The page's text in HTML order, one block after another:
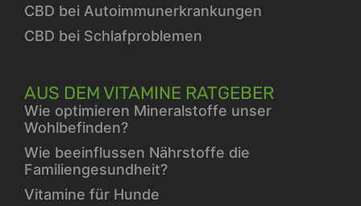
CBD bei Autoimmunerkrankungen
CBD bei Schlafproblemen
AUS DEM VITAMINE RATGEBER
Wie optimieren Mineralstoffe unser
Wohlbefinden?
Wie beeinflussen Nährstoffe die
Familiengesundheit?
Vitamine für Hunde